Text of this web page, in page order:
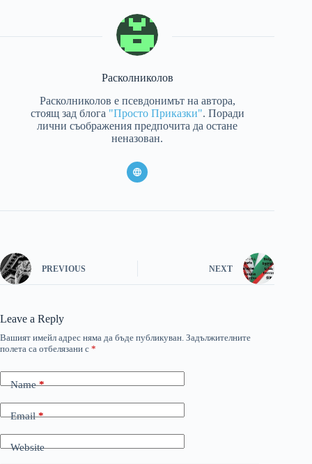
Расколниколов
Расколниколов е псевдонимът на автора,
стоящ зад блога "Просто Приказки". Поради
лични съображения предпочита да остане
неназован.
PREVIOUS NEXT
Leave a Reply
Вашият имейл адрес няма да бъде публикуван. Задължителните
полета са отбелязани с *
Name*
Email*
Website